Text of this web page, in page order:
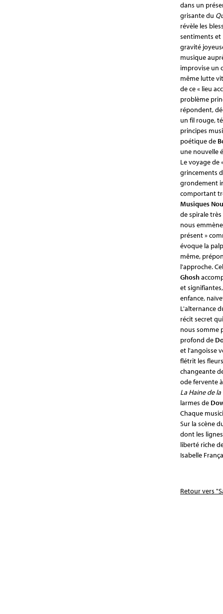
dans un
grisante du
révèle les
sentiments
gravité
musique
improvise un
même lutte
de ce « lieu
problème
répondent,
un fil rouge,
principes
poétique de
une nouvelle
Le voyage de
grincements
grondement
comportant
Musiques
de spirale
nous
présent »
évoque la
même,
l'approche.
Ghosh
et
enfance,
L'alternance
récit secret
nous somme
profond de
et l'angoisse
flétrit les
changeante
ode fervente
La Hainede la
larmes de
Chaque
Sur la scène
dont les
liberté riche
Isabelle
Retour vers